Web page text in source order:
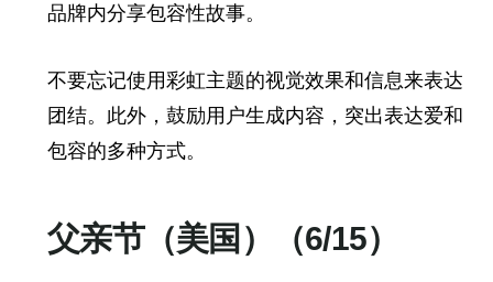
品牌内分享包容性故事。
不要忘记使用彩虹主题的视觉效果和信息来表达
团结。此外，鼓励用户生成内容，突出表达爱和
包容的多种方式。
父亲节（美国）（6/15）